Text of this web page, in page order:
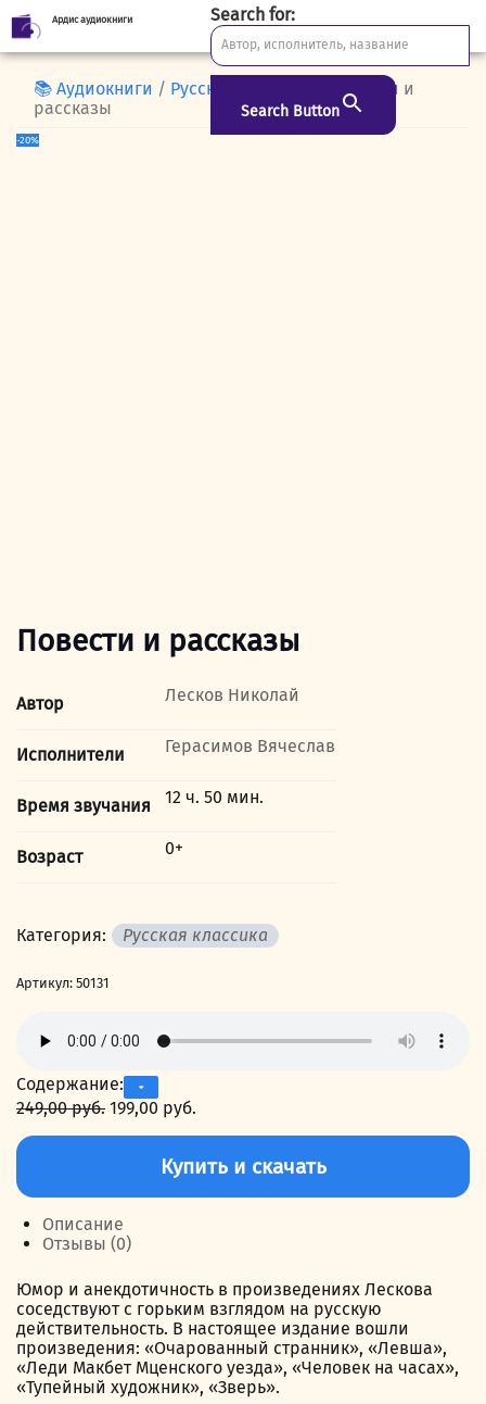
Skip
to
Ардис аудиокниги Search for:
Search Button
📚 Аудиокниги / Русская классика
/ Повести и
рассказы
-20%
Повести и рассказы
Автор Лесков Николай
Исполнители Герасимов Вячеслав
Время звучания 12 ч. 50 мин.
Возраст 0+
Категория: Русская классика
Артикул: 50131
Содержание:
249,00руб. Первоначальная
249,00 руб..
199,00 руб.
Количество
Повести
и
рассказы
Купить и скачать
Описание
Отзывы (0)
Юмор и анекдотичность в произведениях Лескова
соседствуют с горьким взглядом на русскую
действительность. В настоящее издание вошли
произведения: «Очарованный странник», «Левша»,
«Леди Макбет Мценского уезда», «Человек на часах»,
«Тупейный художник», «Зверь».